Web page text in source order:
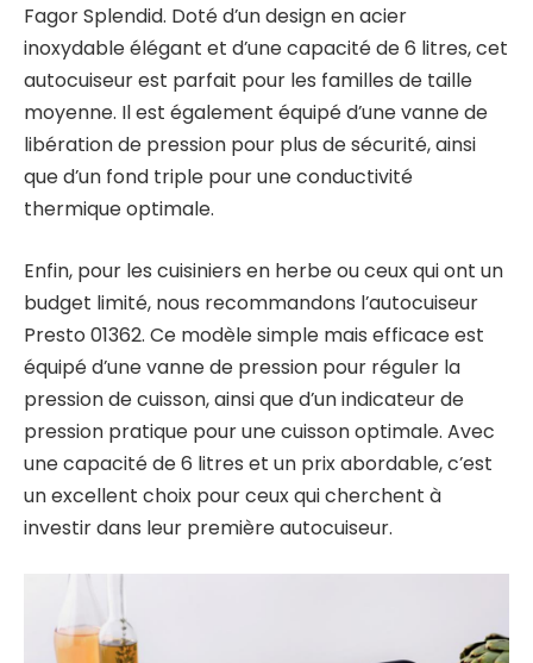
Fagor Splendid. Doté d’un design en acier
inoxydable élégant et d’une capacité de 6 litres, cet
autocuiseur est parfait pour les familles de taille
moyenne. Il est également équipé d’une vanne de
libération de pression pour plus de sécurité, ainsi
que d’un fond triple pour une conductivité
thermique optimale.
Enfin, pour les cuisiniers en herbe ou ceux qui ont un
budget limité, nous recommandons l’autocuiseur
Presto 01362. Ce modèle simple mais efficace est
équipé d’une vanne de pression pour réguler la
pression de cuisson, ainsi que d’un indicateur de
pression pratique pour une cuisson optimale. Avec
une capacité de 6 litres et un prix abordable, c’est
un excellent choix pour ceux qui cherchent à
investir dans leur première autocuiseur.